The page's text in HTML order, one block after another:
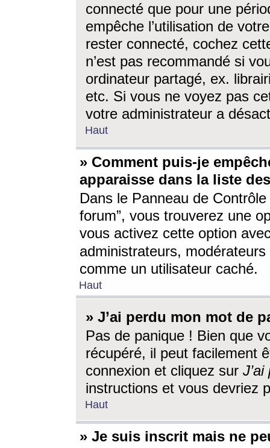
connecté que pour une
empêche l’utilisation de
rester connecté, cochez
n’est pas recommandé si
ordinateur partagé, ex.
etc. Si vous ne voyez pas
votre administrateur a
Haut
» Comment puis-je
apparaisse dans la liste
Dans le Panneau de
forum”, vous trouverez une
vous activez cette option
administrateurs,
comme un utilisateur caché.
Haut
» J’ai perdu mon mot de
Pas de panique ! Bien que
récupéré, il peut facilement
connexion et cliquez sur
instructions et vous devriez
Haut
» Je suis inscrit mais ne